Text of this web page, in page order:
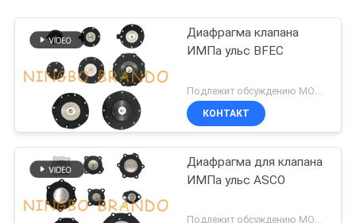
Диафрагма клапана
ИМПа ульс BFEC
КОНТАКТ
Диафрагма для клапана
ИМПа ульс ASCO
Подлежит обсуждению MOQ:1 набор